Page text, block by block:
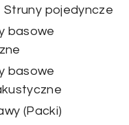
Struny pojedyncze
basowe
basowe
(Packi)